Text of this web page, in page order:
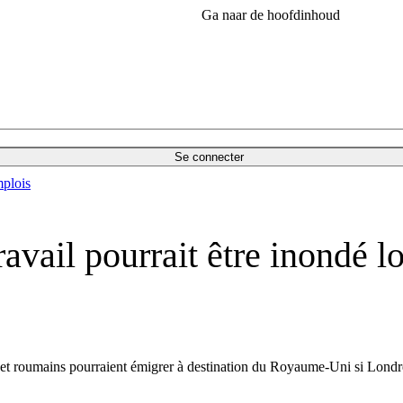
Ga naar de hoofdinhoud
Se connecter
pourrait être inondé
pourraient émigrer à destination du Royaume-Uni si